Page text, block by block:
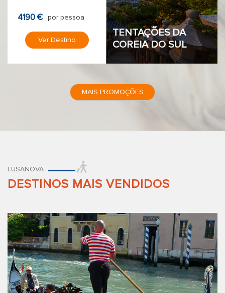
TENTAÇÕES DA
COREIA DO SUL
4190 € por pessoa
Ver Destino
MAIS PROMOÇÕES
LUSANOVA
DESTINOS MAIS VENDIDOS